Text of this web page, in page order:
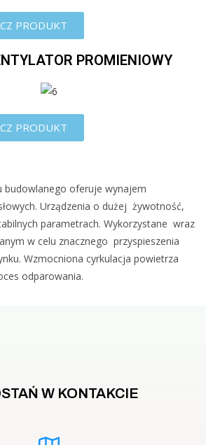
PRODUKT
PROMIENIOWY
PRODUKT
budowlanego oferuje wynajem
Urządzenia o dużej żywotność,
parametrach. Wykorzystane wraz
w celu znacznego przyspieszenia
Wzmocniona cyrkulacja powietrza
odparowania.
W KONTAKCIE